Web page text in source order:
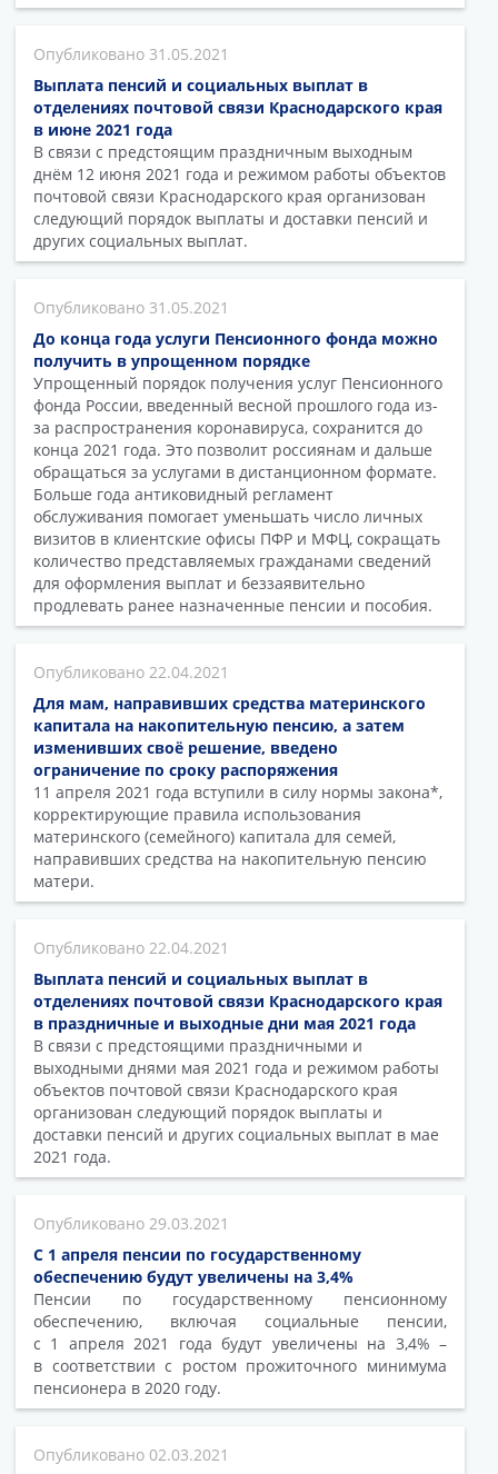
31.05.2021
Выплата пенсий и социальных выплат в
отделениях почтовой связи Краснодарского края
в июне 2021 года
В связи с предстоящим праздничным выходным
днём 12 июня 2021 года и режимом работы объектов
почтовой связи Краснодарского края организован
следующий порядок выплаты и доставки пенсий и
других социальных выплат.
31.05.2021
До конца года услуги Пенсионного фонда можно
получить в упрощенном порядке
Упрощенный порядок получения услуг Пенсионного
фонда России, введенный весной прошлого года из-
за распространения коронавируса, сохранится до
конца 2021 года. Это позволит россиянам и дальше
обращаться за услугами в дистанционном формате.
Больше года антиковидный регламент
обслуживания помогает уменьшать число личных
визитов в клиентские офисы ПФР и МФЦ, сокращать
количество представляемых гражданами сведений
для оформления выплат и беззаявительно
продлевать ранее назначенные пенсии и пособия.
22.04.2021
Для мам, направивших средства материнского
капитала на накопительную пенсию, а затем
изменивших своё решение, введено
ограничение по сроку распоряжения
11 апреля 2021 года вступили в силу нормы закона*,
корректирующие правила использования
материнского (семейного) капитала для семей,
направивших средства на накопительную пенсию
матери.
22.04.2021
Выплата пенсий и социальных выплат в
отделениях почтовой связи Краснодарского края
в праздничные и выходные дни мая 2021 года
В связи с предстоящими праздничными и
выходными днями мая 2021 года и режимом работы
объектов почтовой связи Краснодарского края
организован следующий порядок выплаты и
доставки пенсий и других социальных выплат в мае
2021 года.
29.03.2021
С 1 апреля пенсии по государственному
обеспечению будут увеличены на 3,4%
Пенсии по государственному пенсионному
обеспечению, включая социальные пенсии,
с 1 апреля 2021 года будут увеличены на 3,4% –
в соответствии с ростом прожиточного минимума
пенсионера в 2020 году.
02.03.2021